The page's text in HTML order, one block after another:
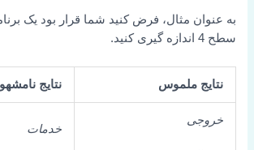
مثال، فرض کنید شما قرار بود یک برنامه آموزشی
ملموس نتایج نامشهود